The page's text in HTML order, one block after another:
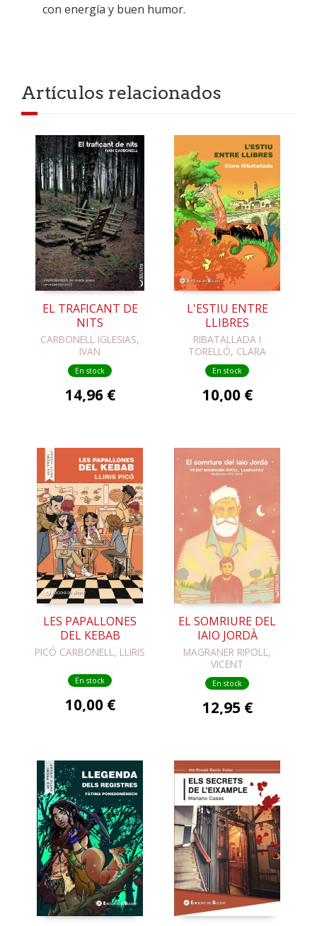
con energía y buen humor.
Artículos relacionados
EL TRAFICANT DE
NITS
CARBONELL IGLESIAS,
IVAN
En stock
14,96 €
L'ESTIU ENTRE
LLIBRES
RIBATALLADA I
TORELLÓ, CLARA
En stock
10,00 €
LES PAPALLONES
DEL KEBAB
PICÓ CARBONELL, LLIRIS
En stock
10,00 €
EL SOMRIURE DEL
IAIO JORDÀ
MAGRANER RIPOLL,
VICENT
En stock
12,95 €